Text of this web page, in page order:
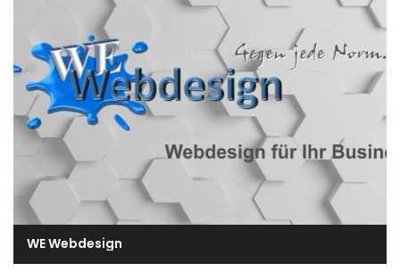
WE Webdesign